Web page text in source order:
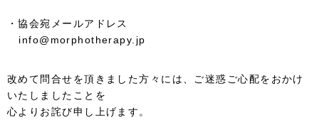
・協会宛メールアドレス
info@morphotherapy.jp
改めて問合せを頂きました方々には、ご迷惑ご心配をおかけ
いたしましたことを
心よりお詫び申し上げます。